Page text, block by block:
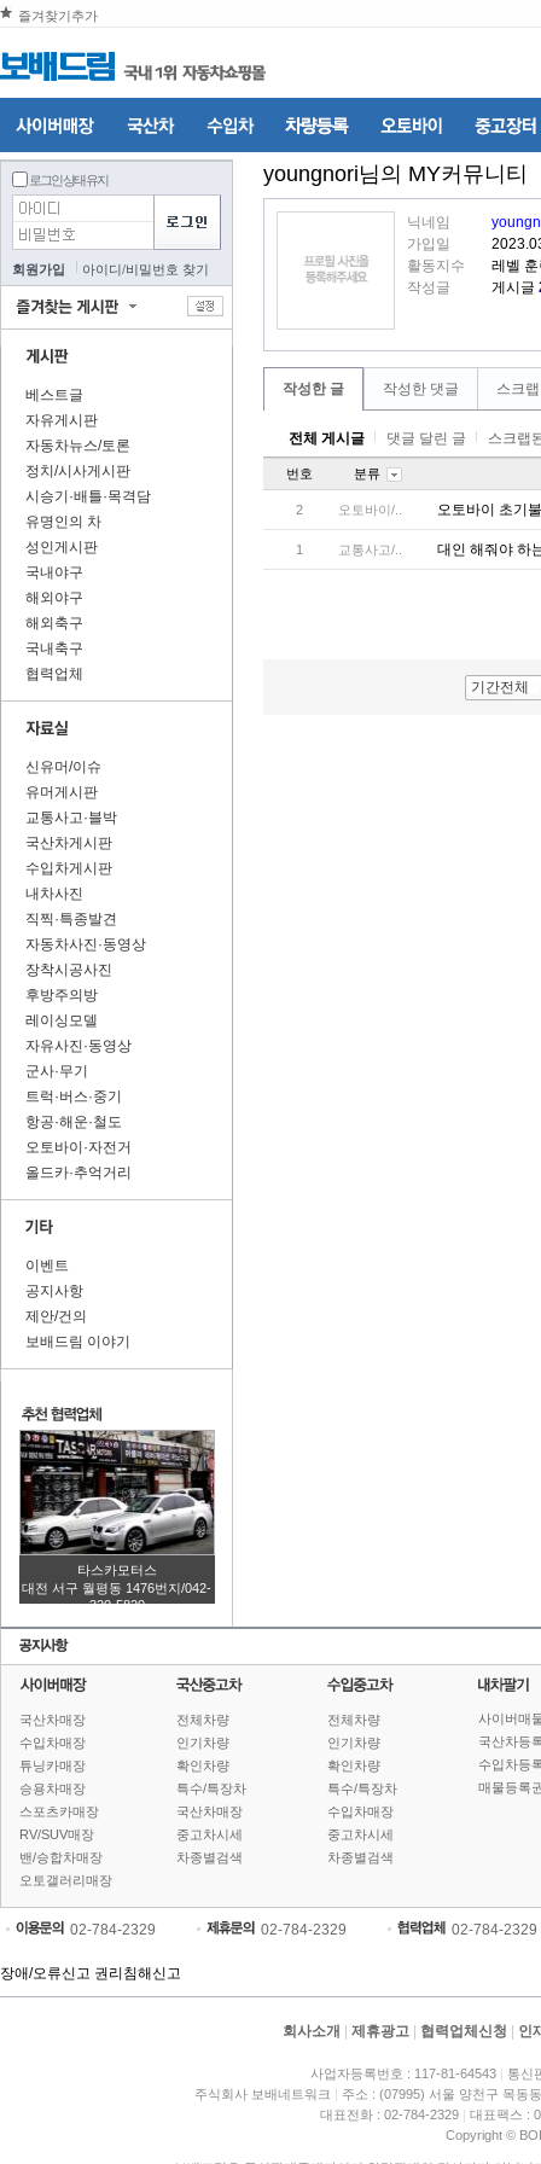
즐겨찾기추가
로그인 상태 유지
회원가입 아이디/비밀번호 찾기
베스트글
자유게시판
자동차뉴스/토론
정치/시사게시판
시승기·배틀·목격담
유명인의 차
성인게시판
국내야구
해외야구
해외축구
국내축구
협력업체
신유머/이슈
유머게시판
교통사고·블박
국산차게시판
수입차게시판
내차사진
직찍·특종발견
자동차사진·동영상
장착시공사진
후방주의방
레이싱모델
자유사진·동영상
군사·무기
트럭·버스·중기
항공·해운·철도
오토바이·자전거
올드카·추억거리
이벤트
공지사항
제안/건의
보배드림 이야기
타스카모터스
대전 서구 월평동 1476번지/042-
320-5820
youngnori님의 MY커뮤니티
닉네임
가입일
활동지수
레벨
작성글
게시글
작성한 글 작성한 댓글 스크
전체 게시글 댓글 달린 글 스크랩
번호 분류
2 오토바이/.. 오토바이 초기
1 교통사고/.. 대인 해줘야 하
기간전체
국산차매장
수입차매장
튜닝카매장
승용차매장
스포츠카매장
RV/SUV매장
밴/승합차매장
오토갤러리매장
전체차량
인기차량
확인차량
특수/특장차
국산차매장
중고차시세
차종별검색
전체차량
인기차량
확인차량
특수/특장차
수입차매장
중고차시세
차종별검색
사이버매
국산차등
수입차등
매물등록
02-784-2329 02-784-2329 02-784-2329
장애/오류신고 권리침해신고
회사소개 제휴광고 협력업체신청 인
사업자등록번호 : 117-81-64543 | 통신
주식회사 보배네트워크 | 주소 : (07995) 서울 양천구 목동
대표전화 : 02-784-2329 | 대표팩스 :
Copyright ©